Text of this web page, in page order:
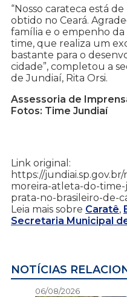
“Nosso carateca está
obtido no Ceará.
família e o empenho da
time, que realiza um
bastante para o
cidade”, completou a
de Jundiaí, Rita Orsi.
Assessoria de
Fotos: Time Jundiaí
Link original:
https://
moreira-atleta-do-
prata-no-brasileiro-de-
Leia mais sobre Caratê,
Secretaria Municipal
NOTÍCIAS
06/08/2026